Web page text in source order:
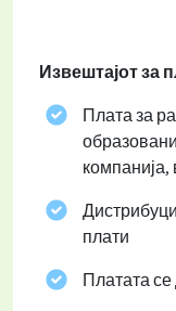
Извештајот за
Плата за
компанија,
плати
Платата